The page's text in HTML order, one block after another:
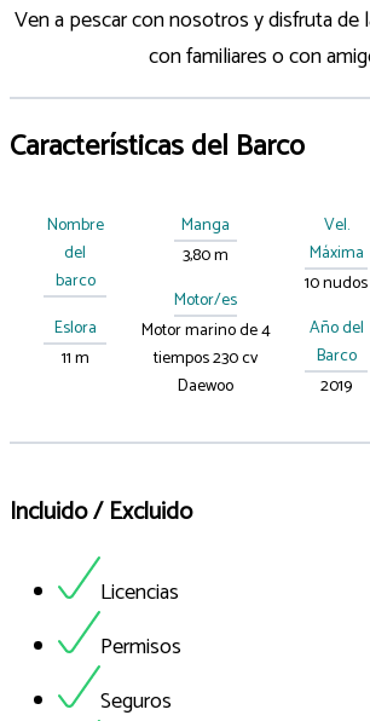
Ven a pescar con nosotros y disfruta de
con familiares o con
Características del Barco
Nombre
del
barco
Eslora
11 m
Manga
3,80 m
Motor/es
Motor marino de 4
tiempos 230 cv
Daewoo
Vel.
Máxima
10 nudos
Año del
Barco
2019
Incluido / Excluido
Licencias
Permisos
Seguros